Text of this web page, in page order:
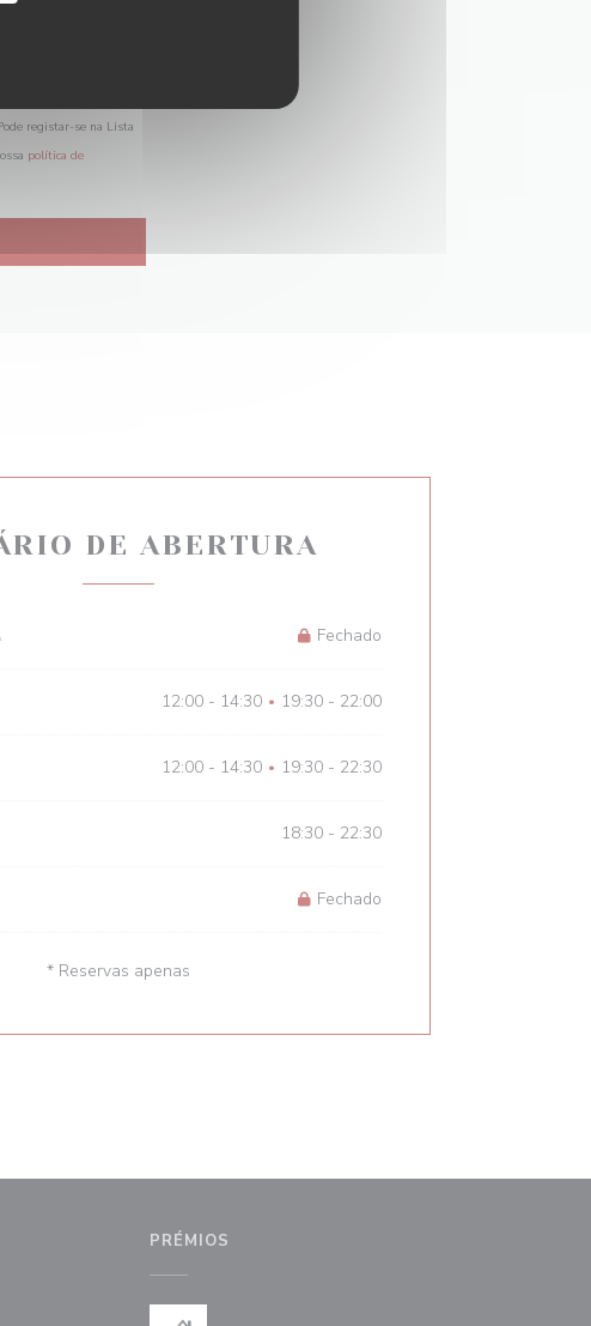
registar-se na Lista
política de
DE ABERTURA
Fechado
12:00 - 14:30 • 19:30 - 22:00
12:00 - 14:30 • 19:30 - 22:30
18:30 - 22:30
Fechado
* Reservas apenas
PRÉMIOS